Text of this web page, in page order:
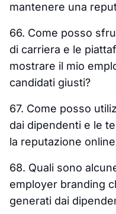
mantenere una
66. Come posso
di carriera e le
mostrare il mio
candidati giusti?
67. Come posso
dai dipendenti e le
la reputazione
68. Quali sono
employer branding
generati dai